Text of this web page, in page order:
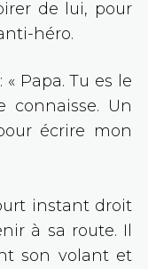
de lui, pour
héro.
Papa. Tu es le
connaisse. Un
écrire mon
instant droit
à sa route. Il
son volant et